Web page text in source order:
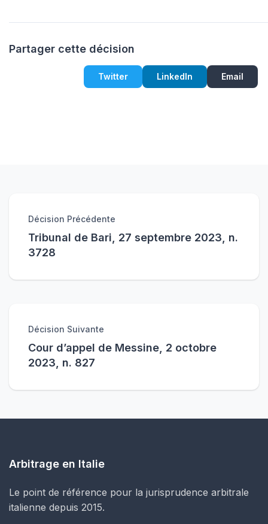
Partager cette décision
Twitter LinkedIn Email
Décision Précédente
Tribunal de Bari, 27 septembre 2023, n.
3728
Décision Suivante
Cour d’appel de Messine, 2 octobre
2023, n. 827
Arbitrage en Italie
Le point de référence pour la jurisprudence arbitrale
italienne depuis 2015.